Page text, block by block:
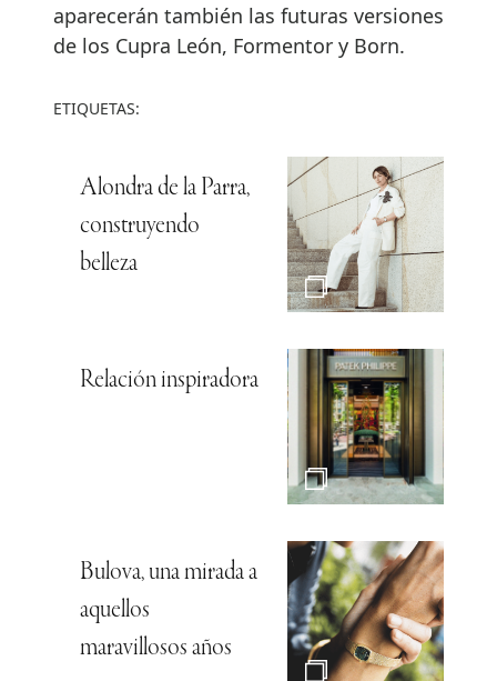
aparecerán también las futuras versiones
de los Cupra León, Formentor y Born.
ETIQUETAS:
Alondra de la Parra,
construyendo
belleza
Relación inspiradora
Bulova, una mirada a
aquellos
maravillosos años